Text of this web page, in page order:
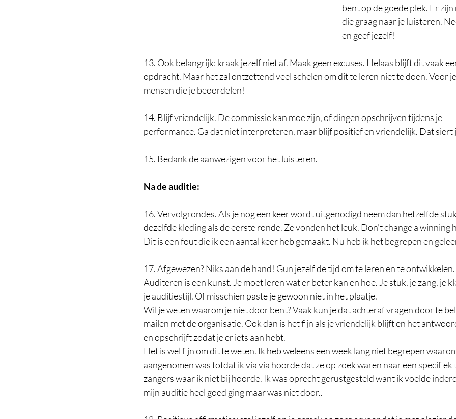
bent op de goede plek. Er
die graag naar je luisteren.
en geef jezelf!
13. Ook belangrijk: kraak jezelf niet af. Maak geen excuses. Helaas blijft dit vaak
opdracht. Maar het zal ontzettend veel schelen om dit te leren niet te doen. Voor
mensen die je beoordelen!
14. Blijf vriendelijk. De commissie kan moe zijn, of dingen opschrijven tijdens je
performance. Ga dat niet interpreteren, maar blijf positief en vriendelijk. Dat
15. Bedank de aanwezigen voor het luisteren.
Na de auditie:
16. Vervolgrondes. Als je nog een keer wordt uitgenodigd neem dan hetzelfde
dezelfde kleding als de eerste ronde. Ze vonden het leuk. Don't change a winning
Dit is een fout die ik een aantal keer heb gemaakt. Nu heb ik het begrepen en
17. Afgewezen? Niks aan de hand! Gun jezelf de tijd om te leren en te
Auditeren is een kunst. Je moet leren wat er beter kan en hoe. Je stuk, je zang, je
je auditiestijl. Of misschien paste je gewoon niet in het plaatje.
Wil je weten waarom je niet door bent? Vaak kun je dat achteraf vragen door te
mailen met de organisatie. Ook dan is het fijn als je vriendelijk blijft en het
en opschrijft zodat je er iets aan hebt.
Het is wel fijn om dit te weten. Ik heb weleens een week lang niet begrepen
aangenomen was totdat ik via via hoorde dat ze op zoek waren naar een
zangers waar ik niet bij hoorde. Ik was oprecht gerustgesteld want ik voelde
mijn auditie heel goed ging maar was niet door..